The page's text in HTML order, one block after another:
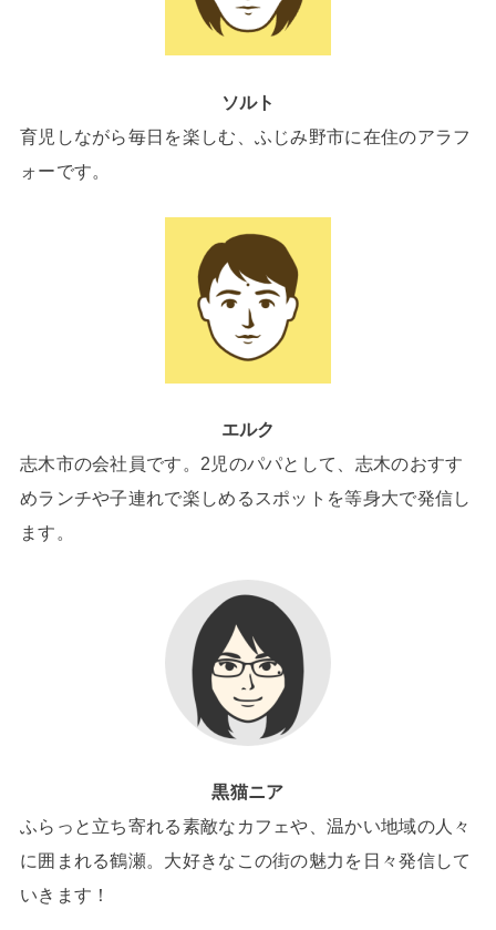
ソルト
育児しながら毎日を楽しむ、ふじみ野市に在住のアラフ
ォーです。
エルク
志木市の会社員です。2児のパパとして、志木のおすす
めランチや子連れで楽しめるスポットを等身大で発信し
ます。
黒猫ニア
ふらっと立ち寄れる素敵なカフェや、温かい地域の人々
に囲まれる鶴瀬。大好きなこの街の魅力を日々発信して
いきます！